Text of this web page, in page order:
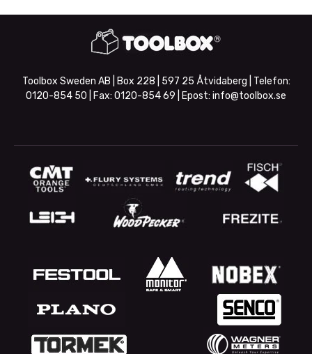
Toolbox Sweden AB | Box 228 | 597 25 Åtvidaberg | Telefon:
0120-854 50 | Fax: 0120-854 69 | Epost: info@toolbox.se